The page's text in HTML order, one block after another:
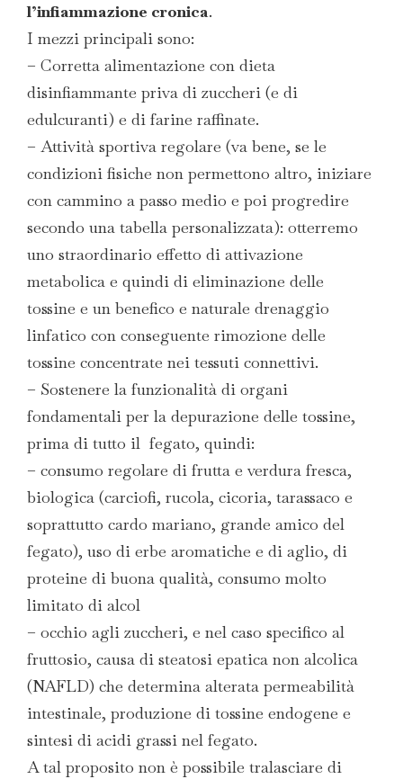
l’infiammazione cronica.
I mezzi principali sono:
– Corretta alimentazione con dieta
disinfiammante priva di zuccheri (e di
edulcuranti) e di farine raffinate.
– Attività sportiva regolare (va bene, se le
condizioni fisiche non permettono altro, iniziare
con cammino a passo medio e poi progredire
secondo una tabella personalizzata): otterremo
uno straordinario effetto di attivazione
metabolica e quindi di eliminazione delle
tossine e un benefico e naturale drenaggio
linfatico con conseguente rimozione delle
tossine concentrate nei tessuti connettivi.
– Sostenere la funzionalità di organi
fondamentali per la depurazione delle tossine,
prima di tutto il fegato, quindi:
– consumo regolare di frutta e verdura fresca,
biologica (carciofi, rucola, cicoria, tarassaco e
soprattutto cardo mariano, grande amico del
fegato), uso di erbe aromatiche e di aglio, di
proteine di buona qualità, consumo molto
limitato di alcol
– occhio agli zuccheri, e nel caso specifico al
fruttosio, causa di steatosi epatica non alcolica
(NAFLD) che determina alterata permeabilità
intestinale, produzione di tossine endogene e
sintesi di acidi grassi nel fegato.
A tal proposito non è possibile tralasciare di